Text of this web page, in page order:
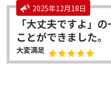
2025年12月18日
「大丈夫ですよ」
ことができました。
大変満足